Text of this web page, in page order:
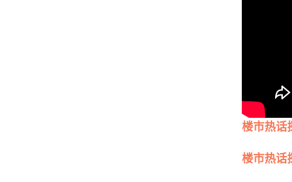
楼市热话
楼市热话